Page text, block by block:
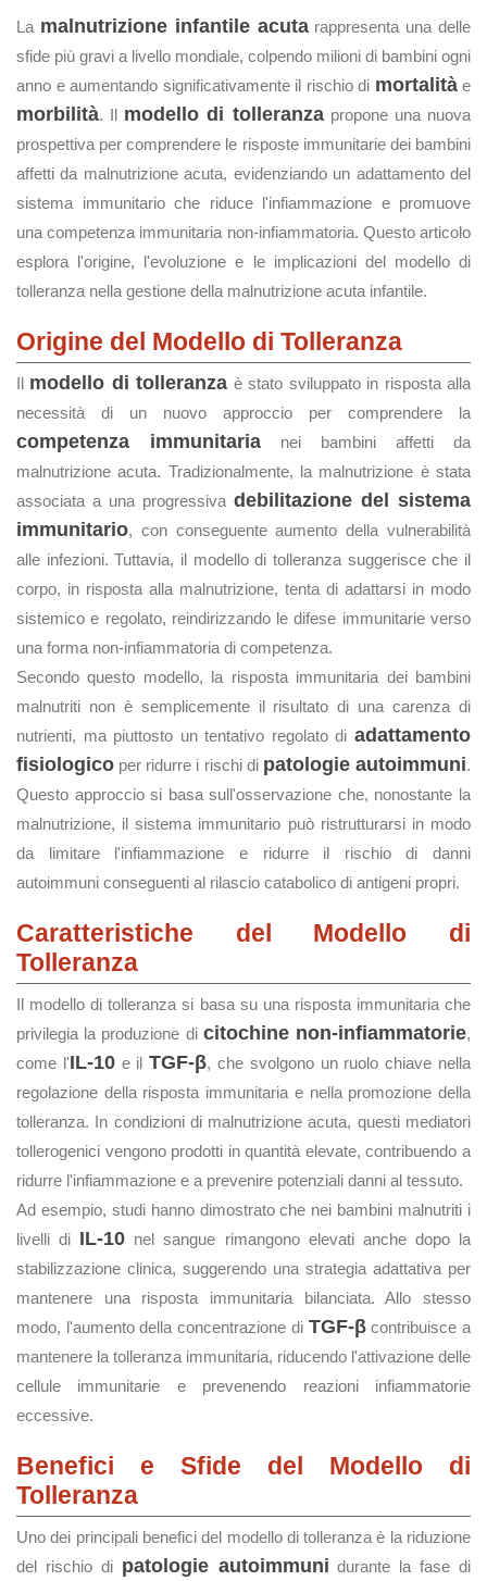
La malnutrizione infantile acutarappresenta una delle
sfide più gravi a livello mondiale, colpendo milioni di bambini ogni
anno e aumentando significativamente il rischio di mortalitàe
morbilità. Il modello di tolleranzapropone una nuova
prospettiva per comprendere le risposte immunitarie dei bambini
affetti da malnutrizione acuta, evidenziando un adattamento del
sistema immunitario che riduce l'infiammazione e promuove
una competenza immunitaria non-infiammatoria. Questo articolo
esplora l'origine, l'evoluzione e le implicazioni del modello di
tolleranza nella gestione della malnutrizione acuta infantile.
Origine del Modello di Tolleranza
Il modello di tolleranza è stato sviluppato in risposta alla
necessità di un nuovo approccio per comprendere la
competenza immunitaria nei bambini affetti da
malnutrizione acuta. Tradizionalmente, la malnutrizione è stata
associata a una progressiva debilitazione del sistema
immunitario, con conseguente aumento della vulnerabilità
alle infezioni. Tuttavia, il modello di tolleranza suggerisce che il
corpo, in risposta alla malnutrizione, tenta di adattarsi in modo
sistemico e regolato, reindirizzando le difese immunitarie verso
una forma non-infiammatoria di competenza.
Secondo questo modello, la risposta immunitaria dei bambini
malnutriti non è semplicemente il risultato di una carenza di
nutrienti, ma piuttosto un tentativo regolato di adattamento
fisiologico per ridurre i rischi di patologie autoimmuni.
Questo approccio si basa sull'osservazione che, nonostante la
malnutrizione, il sistema immunitario può ristrutturarsi in modo
da limitare l'infiammazione e ridurre il rischio di danni
autoimmuni conseguenti al rilascio catabolico di antigeni propri.
Caratteristiche del Modello di
Tolleranza
Il modello di tolleranza si basa su una risposta immunitaria che
privilegia la produzione di citochine non-infiammatorie,
come l'IL-10e ilTGF-β, che svolgono un ruolo chiave nella
regolazione della risposta immunitaria e nella promozione della
tolleranza. In condizioni di malnutrizione acuta, questi mediatori
tollerogenici vengono prodotti in quantità elevate, contribuendo a
ridurre l'infiammazione e a prevenire potenziali danni al tessuto.
Ad esempio, studi hanno dimostrato che nei bambini malnutriti i
livelli di IL-10 nel sangue rimangono elevati anche dopo la
stabilizzazione clinica, suggerendo una strategia adattativa per
mantenere una risposta immunitaria bilanciata. Allo stesso
modo, l'aumento della concentrazione di TGF-βcontribuisce a
mantenere la tolleranza immunitaria, riducendo l'attivazione delle
cellule immunitarie e prevenendo reazioni infiammatorie
eccessive.
Benefici e Sfide del Modello di
Tolleranza
Uno dei principali benefici del modello di tolleranza è la riduzione
del rischio di patologie autoimmuni durante la fase di